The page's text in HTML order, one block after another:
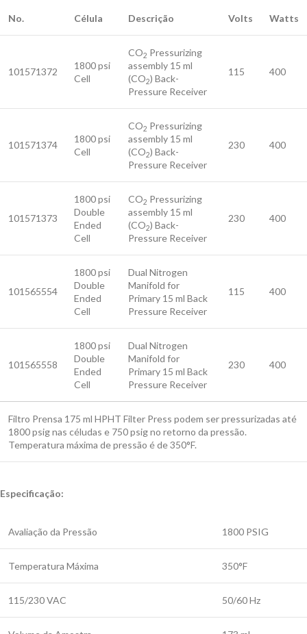
No. Célula Descrição Volts Watts
101571372
1800 psi
Cell
CO2 Pressurizing
assembly 15 ml
(CO2) Back-
Pressure Receiver
115 400
101571374
1800 psi
Cell
CO2 Pressurizing
assembly 15 ml
(CO2) Back-
Pressure Receiver
230 400
101571373
1800 psi
Double
Ended
Cell
CO2 Pressurizing
assembly 15 ml
(CO2) Back-
Pressure Receiver
230 400
101565554
1800 psi
Double
Ended
Cell
Dual Nitrogen
Manifold for
Primary 15 ml Back
Pressure Receiver
115 400
101565558
1800 psi
Double
Ended
Cell
Dual Nitrogen
Manifold for
Primary 15 ml Back
Pressure Receiver
230 400
Filtro Prensa 175 ml HPHT Filter Press podem ser pressurizadas até
1800 psig nas céludas e 750 psig no retorno da pressão.
Temperatura máxima de pressão é de 350°F.
Especificação:
Avaliação da Pressão 1800 PSIG
Temperatura Máxima 350°F
115/230 VAC 50/60 Hz